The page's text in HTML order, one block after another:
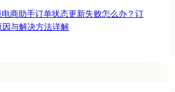
商助手订单状态更新失败怎么办？订
与解决方法详解